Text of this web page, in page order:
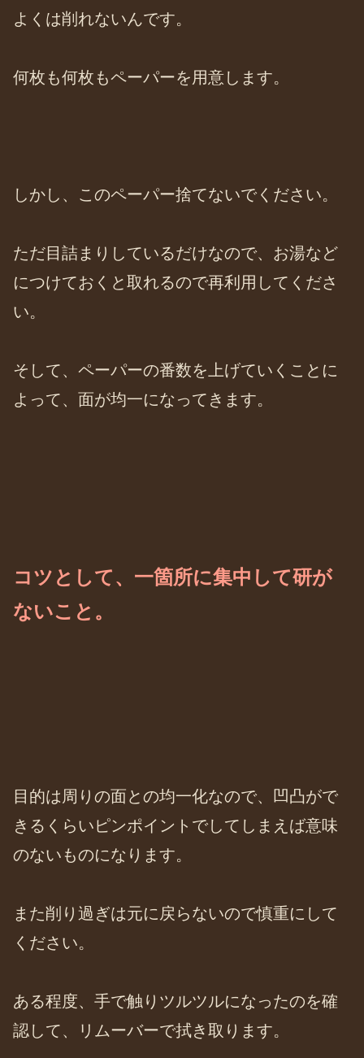
よくは削れないんです。
何枚も何枚もペーパーを用意します。
しかし、このペーパー捨てないでください。
ただ目詰まりしているだけなので、お湯など
につけておくと取れるので再利用してくださ
い。
そして、ペーパーの番数を上げていくことに
よって、面が均一になってきます。
コツとして、一箇所に集中して研が
ないこと。
目的は周りの面との均一化なので、凹凸がで
きるくらいピンポイントでしてしまえば意味
のないものになります。
また削り過ぎは元に戻らないので慎重にして
ください。
ある程度、手で触りツルツルになったのを確
認して、リムーバーで拭き取ります。